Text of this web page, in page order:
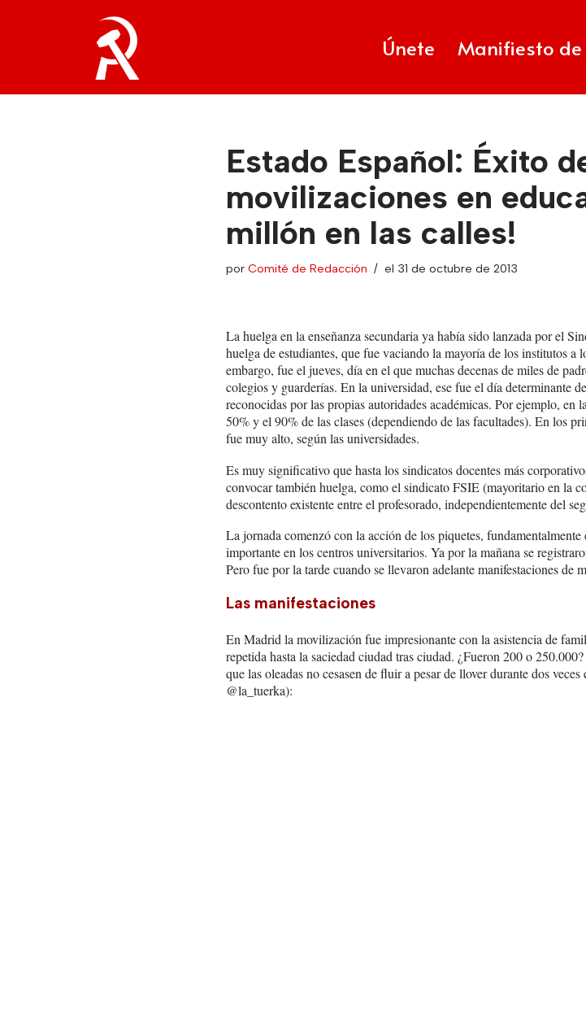
Únete Manifiesto de
Estado Español: Éxito
movilizaciones en
millón en las calles!
por Comité de Redacción el 31 de octubre de 2013
La huelga en la enseñanza secundaria ya había sido lanzada por el
huelga de estudiantes, que fue vaciando la mayoría de los institutos
embargo, fue el jueves, día en el que muchas decenas de miles de
colegios y guarderías. En la universidad, ese fue el día determinante
reconocidas por las propias autoridades académicas. Por ejemplo, en
50% y el 90% de las clases (dependiendo de las facultades). En los
fue muy alto, según las universidades.
Es muy significativo que hasta los sindicatos docentes más
convocar también huelga, como el sindicato FSIE (mayoritario en la
descontento existente entre el profesorado, independientemente del
La jornada comenzó con la acción de los piquetes,
importante en los centros universitarios. Ya por la mañana se
Pero fue por la tarde cuando se llevaron adelante manifestaciones de
Las manifestaciones
En Madrid la movilización fue impresionante con la asistencia de
repetida hasta la saciedad ciudad tras ciudad. ¿Fueron 200 o
que las oleadas no cesasen de fluir a pesar de llover durante dos
@la_tuerka):